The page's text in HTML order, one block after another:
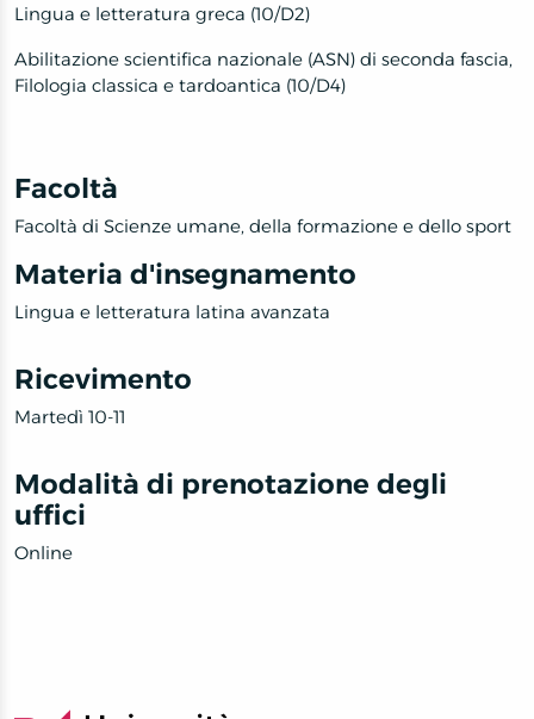
Lingua e letteratura greca (10/D2)
Abilitazione scientifica nazionale (ASN) di seconda fascia,
Filologia classica e tardoantica (10/D4)
Facoltà
Facoltà di Scienze umane, della formazione e dello sport
Materia d'insegnamento
Lingua e letteratura latina avanzata
Ricevimento
Martedì 10-11
Modalità di prenotazione degli
uffici
Online